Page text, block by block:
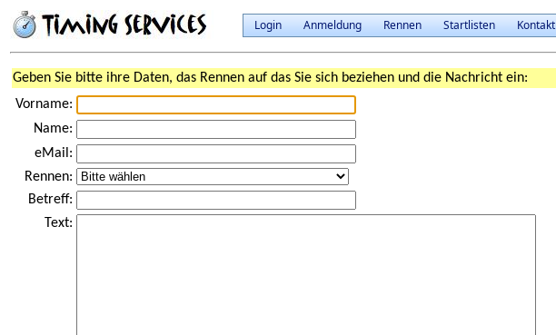
Login Anmeldung Rennen Startlisten Kontakt
Geben Sie bitte ihre Daten, das Rennen auf das Sie sich beziehen und die Nachricht ein:
Vorname:
Name:
eMail:
Rennen:
Betreff:
Text: